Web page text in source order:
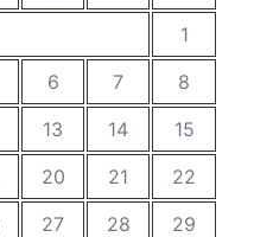
1
6 7
8
13 14
15
20 21
22
27 28
29